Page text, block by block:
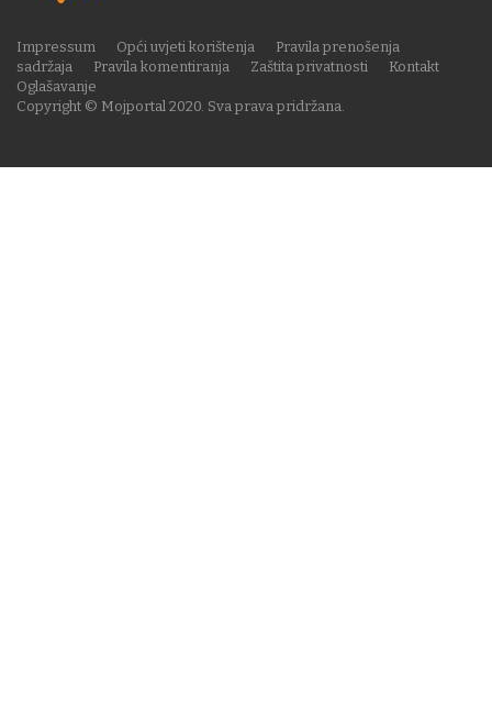
Copyright © Mojportal 2020. Sva prava pridržana.
Impressum Opći uvjeti korištenja
Pravila prenošenja
sadržaja
Pravila komentiranja Zaštita privatnosti
Kontakt
Oglašavanje